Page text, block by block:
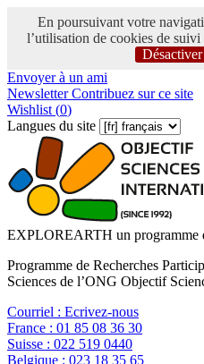
En poursuivant votre
l’utilisation de cookies de suivi
Envoyer à un ami
NewsletterContribuez sur ce site
Wishlist (0)
Langues du site
EXPLOREARTH un programme
Programme de Recherches
Sciences de l’ONG Objectif
Courriel : Ecrivez-nous
France : 01 85 08 36 30
Suisse : 022 519 0440
Belgique : 023 18 35 65